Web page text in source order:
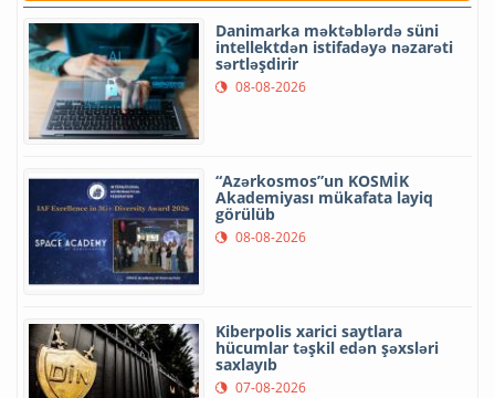
Danimarka məktəblərdə süni
intellektdən istifadəyə nəzarəti
sərtləşdirir
08-08-2026
“Azərkosmos”un KOSMİK
Akademiyası mükafata layiq
görülüb
08-08-2026
Kiberpolis xarici saytlara
hücumlar təşkil edən şəxsləri
saxlayıb
07-08-2026